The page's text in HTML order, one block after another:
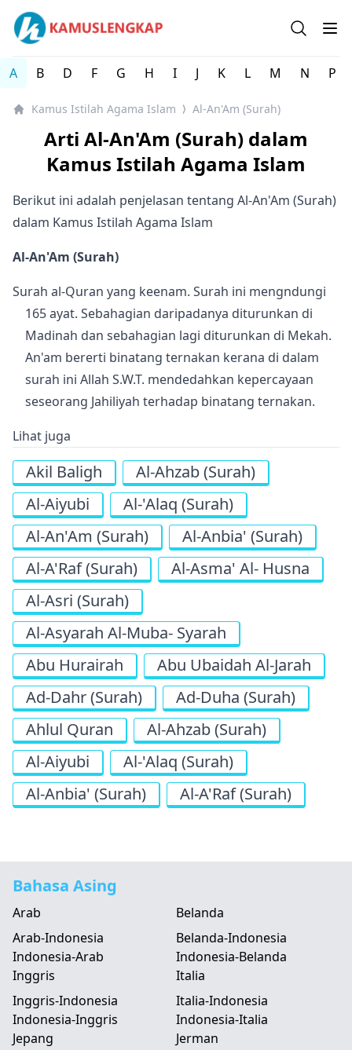
Kamus Istilah Agama Islam Lengkap
Open
A B D F G H I J K L M N P
Kamus Istilah Agama Islam ⟩ Al-An'Am (Surah)
Arti Al-An'Am (Surah) dalam
Kamus Istilah Agama Islam
Berikut ini adalah penjelasan tentang Al-An'Am (Surah)
dalam Kamus Istilah Agama Islam
Al-An'Am (Surah)
Surah al-Quran yang keenam. Surah ini mengndungi
165 ayat. Sebahagian daripadanya diturunkan di
Madinah dan sebahagian lagi diturunkan di Mekah.
An'am bererti binatang ternakan kerana di dalam
surah ini Allah S.W.T. mendedahkan kepercayaan
seseorang Jahiliyah terhadap binatang ternakan.
Lihat juga
Akil Baligh
Al-Ahzab (Surah)
Al-Aiyubi
Al-'Alaq (Surah)
Al-An'Am (Surah)
Al-Anbia' (Surah)
Al-A'Raf (Surah)
Al-Asma' Al- Husna
Al-Asri (Surah)
Al-Asyarah Al-Muba- Syarah
Abu Hurairah
Abu Ubaidah Al-Jarah
Ad-Dahr (Surah)
Ad-Duha (Surah)
Ahlul Quran
Al-Ahzab (Surah)
Al-Aiyubi
Al-'Alaq (Surah)
Al-Anbia' (Surah)
Al-A'Raf (Surah)
Bahasa Asing
Arab
Arab-Indonesia
Indonesia-Arab
Belanda
Belanda-Indonesia
Indonesia-Belanda
Inggris
Inggris-Indonesia
Indonesia-Inggris
Italia
Italia-Indonesia
Indonesia-Italia
Jepang
Jerman